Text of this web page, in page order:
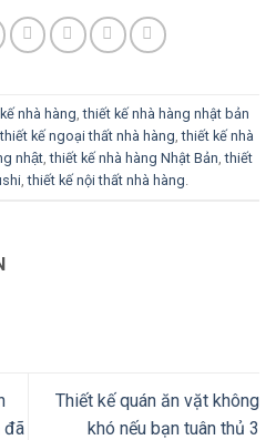
nhà hàng ,thiết kế nhà hàng nhật bản
thiết kế ngoại thất nhà hàng ,thiết kế nhà
nhật,thiết kế nhà hàng Nhật Bản ,thiết
,thiết kế nội thất nhà hàng
đã
Thiết kế quán ăn vặt không
khó nếu bạn tuân thủ 3